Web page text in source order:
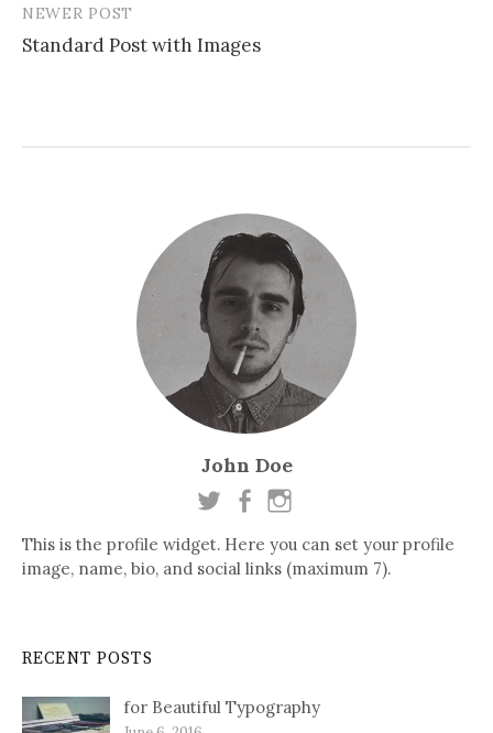
NEWER POST
Standard Post with Images
John Doe
This is the profile widget. Here you can set your profile
image, name, bio, and social links (maximum 7).
RECENT POSTS
for Beautiful Typography